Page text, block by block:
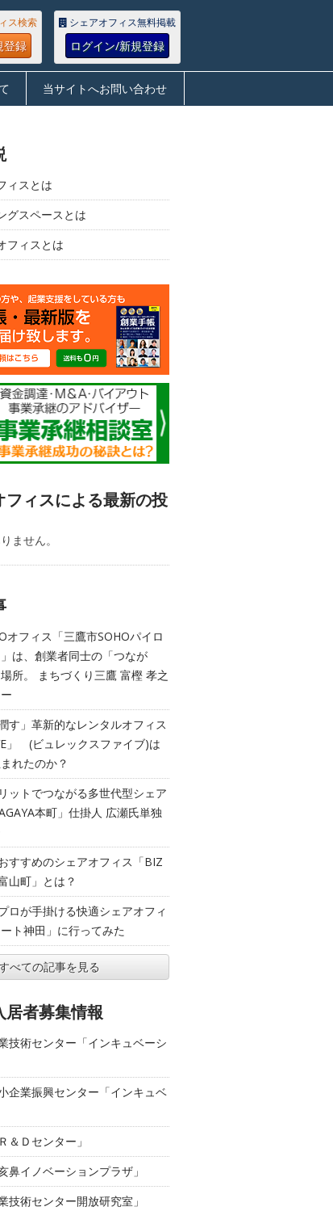
ス検索
登録
シェアオフィス無料掲載
ログイン/新規登録
当サイトへお問い合わせ
ィスとは
グスペースとは
フィスとは
フィスによる最新の投
ません。
オフィス「三鷹市SOHOパイロ
は、創業者同士の「つなが
所。 まちづくり三鷹 富樫 孝之
す」革新的なレンタルオフィス
」 (ビュレックスファイブ)は
れたのか？
ットでつながる多世代型シェア
本町」仕掛人 広瀬氏単独
すすめのシェアオフィス「BIZ
山町」とは？
ロが手掛ける快適シェアオフィ
ト神田」に行ってみた
べての記事を見る
居者募集情報
技術センター「インキュベーシ
企業振興センター「インキュベ
＆Ｄセンター」
鼻イノベーションプラザ」
技術センター開放研究室」